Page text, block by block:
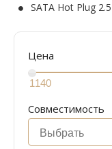
SATA Hot Plug
Цена
Совместимость